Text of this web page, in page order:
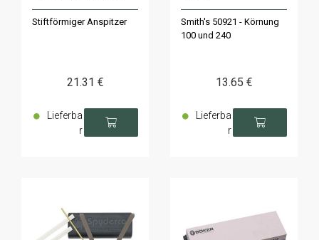
Stiftförmiger Anspitzer
21.31 €
Lieferba
r
Smith's 50921 - Körnung
100 und 240
13.65 €
Lieferba
r